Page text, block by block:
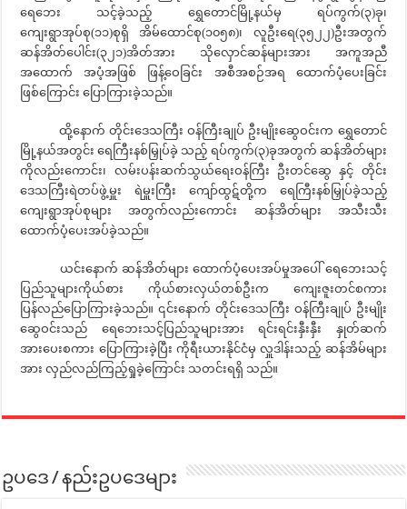
ရေဘေး သင့်ခဲ့သည့် ရွှေတောင်မြို့နယ်မှ ရပ်ကွက်(၃)ခု၊
ကျေးရွာအုပ်စု(၁၁)စုရှိ အိမ်ထောင်စု(၁၀၅၈)၊ လူဦးရေ(၃၅၂၂)ဦးအတွက်
ဆန်အိတ်ပေါင်း(၃၂၁)အိတ်အား သိုလှောင်ဆန်များအား အကူအညီ
အထောက် အပံ့အဖြစ် ဖြန့်ဝေခြင်း အစီအစဉ်အရ ထောက်ပံ့ပေးခြင်း
ဖြစ်ကြောင်း ပြောကြားခဲ့သည်။
ထို့နောက် တိုင်းဒေသကြီး ဝန်ကြီးချုပ် ဦးမျိုးဆွေဝင်းက ရွှေတောင်
မြို့နယ်အတွင်း ရေကြီးနစ်မြှုပ်ခဲ့ သည့် ရပ်ကွက်(၃)ခုအတွက် ဆန်အိတ်များ
ကိုလည်းကောင်း၊ လမ်းပန်းဆက်သွယ်ရေးဝန်ကြီး ဦးတင်ဆွေ နှင့် တိုင်း
ဒေသကြီးရဲတပ်ဖွဲ့မှူး ရဲမှူးကြီး ကျော်ထွဋ်တို့က ရေကြီးနစ်မြှုပ်ခဲ့သည့်
ကျေးရွာအုပ်စုများ အတွက်လည်းကောင်း ဆန်အိတ်များ အသီးသီး
ထောက်ပံ့ပေးအပ်ခဲ့သည်။
ယင်းနောက် ဆန်အိတ်များ ထောက်ပံ့ပေးအပ်မှုအပေါ် ရေဘေးသင့်
ပြည်သူများကိုယ်စား ကိုယ်စားလှယ်တစ်ဦးက ကျေးဇူးတင်စကား
ပြန်လည်ပြောကြားခဲ့သည်။ ၎င်းနောက် တိုင်းဒေသကြီး ဝန်ကြီးချုပ် ဦးမျိုး
ဆွေဝင်းသည် ရေဘေးသင့်ပြည်သူများအား ရင်းရင်းနှီးနှီး နှုတ်ဆက်
အားပေးစကား ပြောကြားခဲ့ပြီး ကိုရီးယားနိုင်ငံမှ လှူဒါန်းသည့် ဆန်အိမ်များ
အား လှည်လည်ကြည့်ရှုခဲ့ကြောင်း သတင်းရရှိ သည်။
ဥပဒေ / နည်းဥပဒေများ